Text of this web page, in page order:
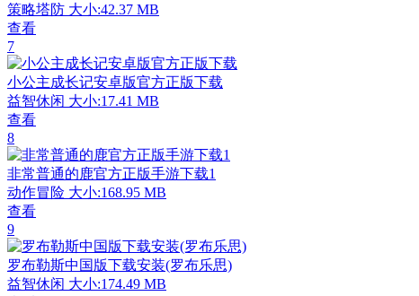
策略塔防 大小:42.37 MB
查看
7
小公主成长记安卓版官方正版下载
益智休闲 大小:17.41 MB
查看
8
非常普通的鹿官方正版手游下载1
动作冒险 大小:168.95 MB
查看
9
罗布勒斯中国版下载安装(罗布乐思)
益智休闲 大小:174.49 MB